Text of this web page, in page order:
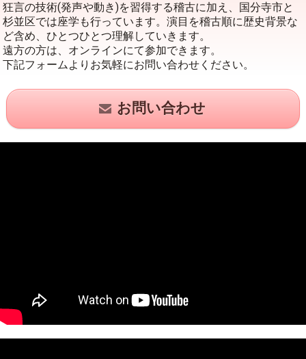
狂言の技術(発声や動き)を習得する稽古に加え、国分寺市と
杉並区では座学も行っています。演目を稽古順に歴史背景な
ど含め、ひとつひとつ理解していきます。
遠方の方は、オンラインにて参加できます。
下記フォームよりお気軽にお問い合わせください。
お問い合わせ